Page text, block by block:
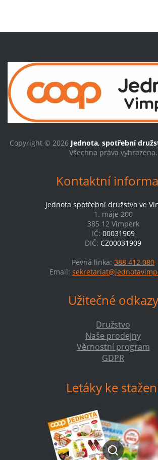
Copyright © 2026 Jednota, spotřební
Všechna práva vyhrazena.
Kontaktní
Jednota spotřební družstvo ve
1. máje 200
385 12 Vimperk
IČ: 00031909
DIČ: CZ00031909
Pevná linka: 388 412 080
Email:
Užitečné odkazy
Družstvo
Naše prodejny
Věrnostní program
GDPR
Letáky ke